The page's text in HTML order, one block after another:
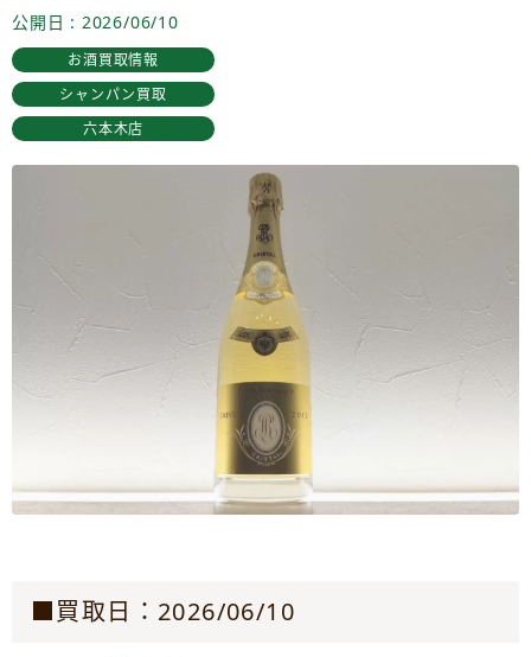
公開日 : 2026/06/10
お酒買取情報
シャンパン買取
六本木店
■買取日：2026/06/10